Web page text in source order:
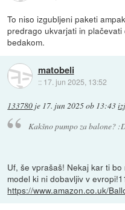
To niso izgubljeni paketi
predrago ukvarjati in
bedakom.
matobeli
:: 17. jun 2025, 13:52
133780 je 17. jun 2025 ob 13:43
Kakšno pumpo za balone?
Uf, še vprašaš! Nekaj kar ti
model ki ni dobavljiv v
https://www.amazon.co.uk/